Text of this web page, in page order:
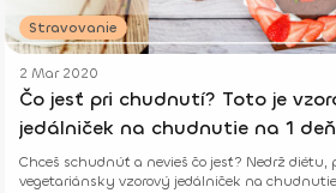
Stravovanie
2 Mar 2020
Čo jesť pri chudnutí? Toto je
jedálniček na chudnutie na 1 deň
Chceš schudnúť a nevieš čo jesť? Nedrž diétu,
vegetariánsky vzorový jedálniček na